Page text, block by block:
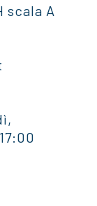
scala A